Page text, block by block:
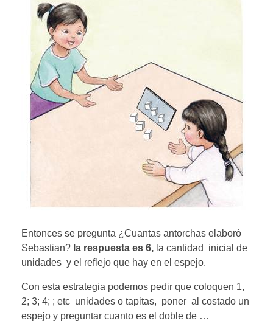
Entonces se pregunta ¿Cuantas antorchas elaboró
Sebastian? la respuesta es 6, la cantidad inicial de
unidades y el reflejo que hay en el espejo.
Con esta estrategia podemos pedir que coloquen 1,
2; 3; 4; ; etc unidades o tapitas, poner al costado un
espejo y preguntar cuanto es el doble de …